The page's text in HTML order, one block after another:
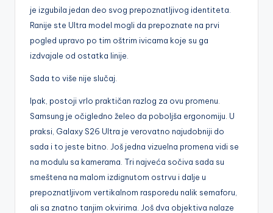
je izgubila jedan deo svog prepoznatljivog identiteta.
Ranije ste Ultra model mogli da prepoznate na prvi
pogled upravo po tim oštrim ivicama koje su ga
izdvajale od ostatka linije.
Sada to više nije slučaj.
Ipak, postoji vrlo praktičan razlog za ovu promenu.
Samsung je očigledno želeo da poboljša ergonomiju. U
praksi, Galaxy S26 Ultra je verovatno najudobniji do
sada i to jeste bitno. Još jedna vizuelna promena vidi se
na modulu sa kamerama. Tri najveća sočiva sada su
smeštena na malom izdignutom ostrvu i dalje u
prepoznatljivom vertikalnom rasporedu nalik semaforu,
ali sa znatno tanjim okvirima. Još dva objektiva nalaze